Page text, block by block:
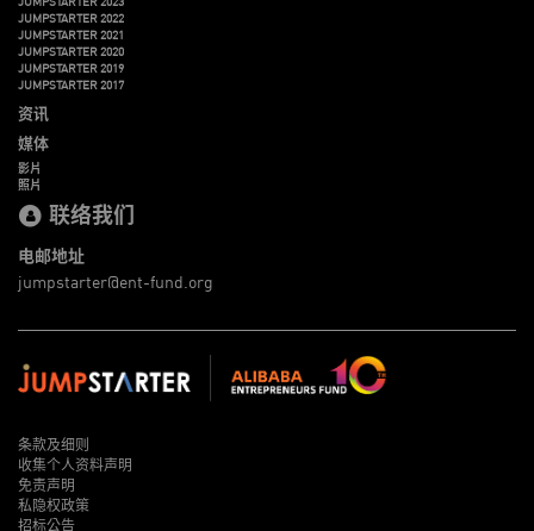
JUMPSTARTER 2022
JUMPSTARTER 2021
JUMPSTARTER 2020
JUMPSTARTER 2019
JUMPSTARTER 2017
资讯
媒体
影片
照片
联络我们
电邮地址
jumpstarter@ent-fund.org
条款及细则
收集个人资料声明
免责声明
私隐权政策
招标公告